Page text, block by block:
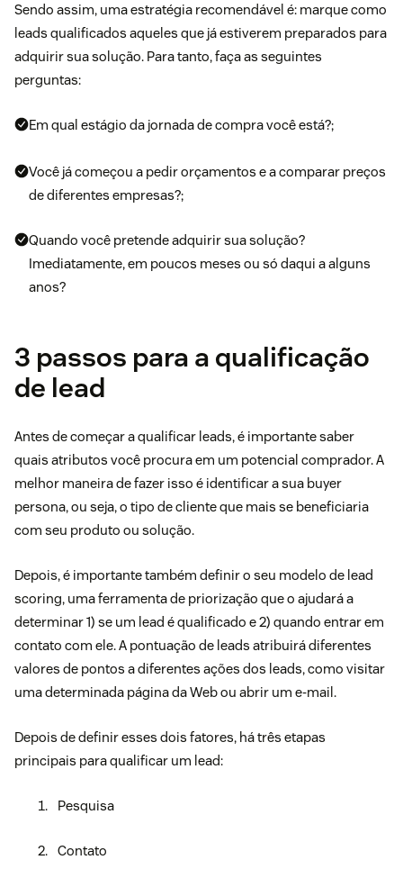
Sendo assim, uma estratégia recomendável é: marque como
leads qualificados aqueles que já estiverem preparados para
adquirir sua solução. Para tanto, faça as seguintes
perguntas:
Em qual estágio da jornada de compra você está?;
Você já começou a pedir orçamentos e a comparar preços
de diferentes empresas?;
Quando você pretende adquirir sua solução?
Imediatamente, em poucos meses ou só daqui a alguns
anos?
3 passos para a qualificação
de lead
Antes de começar a qualificar leads, é importante saber
quais atributos você procura em um potencial comprador. A
melhor maneira de fazer isso é identificar a sua buyer
persona, ou seja, o tipo de cliente que mais se beneficiaria
com seu produto ou solução.
Depois, é importante também definir o seu modelo de lead
scoring, uma ferramenta de priorização que o ajudará a
determinar 1) se um lead é qualificado e 2) quando entrar em
contato com ele. A pontuação de leads atribuirá diferentes
valores de pontos a diferentes ações dos leads, como visitar
uma determinada página da Web ou abrir um e-mail.
Depois de definir esses dois fatores, há três etapas
principais para qualificar um lead:
Pesquisa
Contato